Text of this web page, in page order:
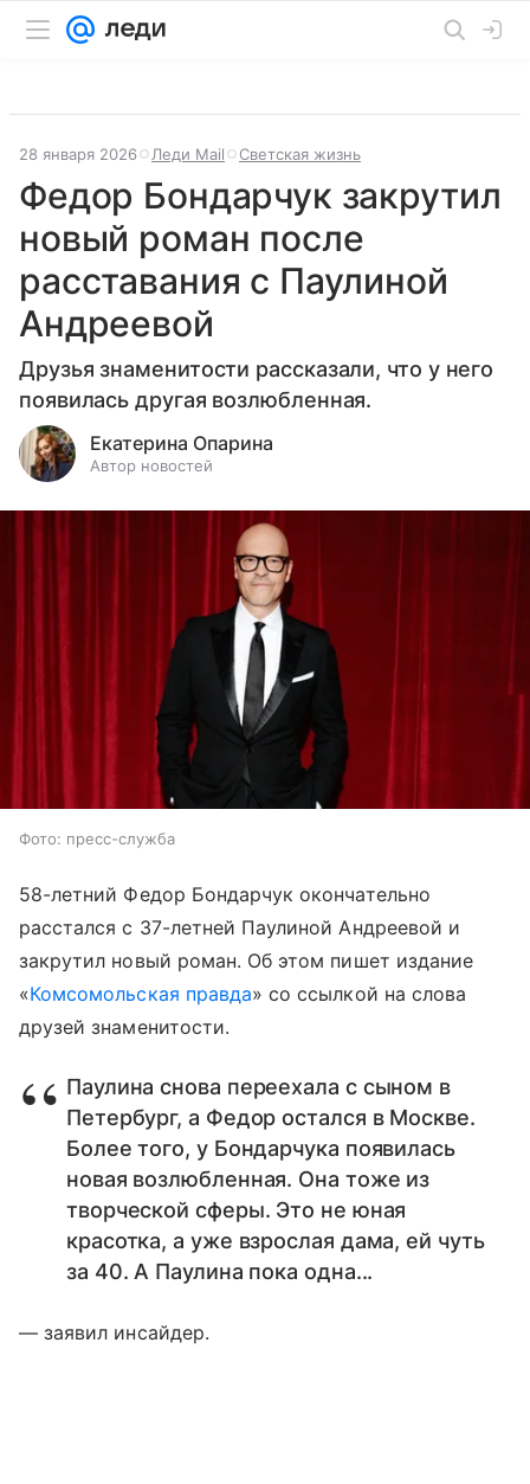
28 января 2026 Леди Mail Светская жизнь
Федор Бондарчук закрутил
новый роман после
расставания с Паулиной
Андреевой
Друзья знаменитости рассказали, что у него
появилась другая возлюбленная.
Екатерина Опарина
Автор новостей
Фото: пресс-служба
58-летний Федор Бондарчук окончательно
расстался с 37-летней Паулиной Андреевой и
закрутил новый роман. Об этом пишет издание
«Комсомольская правда» со ссылкой на слова
друзей знаменитости.
Паулина снова переехала с сыном в
Петербург, а Федор остался в Москве.
Более того, у Бондарчука появилась
новая возлюбленная. Она тоже из
творческой сферы. Это не юная
красотка, а уже взрослая дама, ей чуть
за 40. А Паулина пока одна...
— заявил инсайдер.